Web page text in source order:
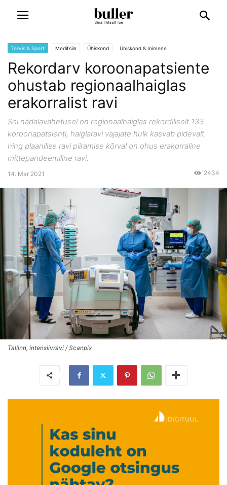
Tervis & Sport Meditsiin Ühiskond Ühiskond & Inimene
Rekordarv koroonapatsiente
ohustab regionaalhaiglas
erakorralist ravi
Sel nädalavahetusel on regionaalhaiglas rekordiliselt 133
koroonapatsienti, haiglaravi vajajate hulk kasvab pidevalt
ning plaanilise ravi piiramise kõrval on ohus erakorraline
mittepandeemiline ravi.
14. Mar 2021 2434
Tallinn, intensiivravi / Scanpix